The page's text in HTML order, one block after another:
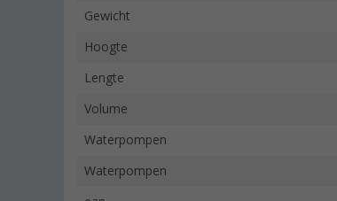
Gewicht
Hoogte
Lengte
Volume
Waterpompen
Waterpompen